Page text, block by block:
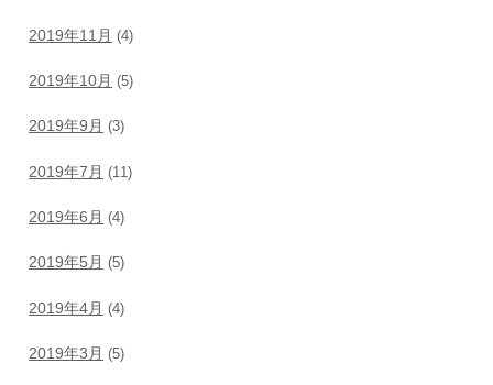
2019年11月 (4)
2019年10月 (5)
2019年9月 (3)
2019年7月 (11)
2019年6月 (4)
2019年5月 (5)
2019年4月 (4)
2019年3月 (5)